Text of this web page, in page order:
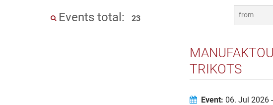
Events total: 23
TRIKOTS
Event: 06. Jul 2026